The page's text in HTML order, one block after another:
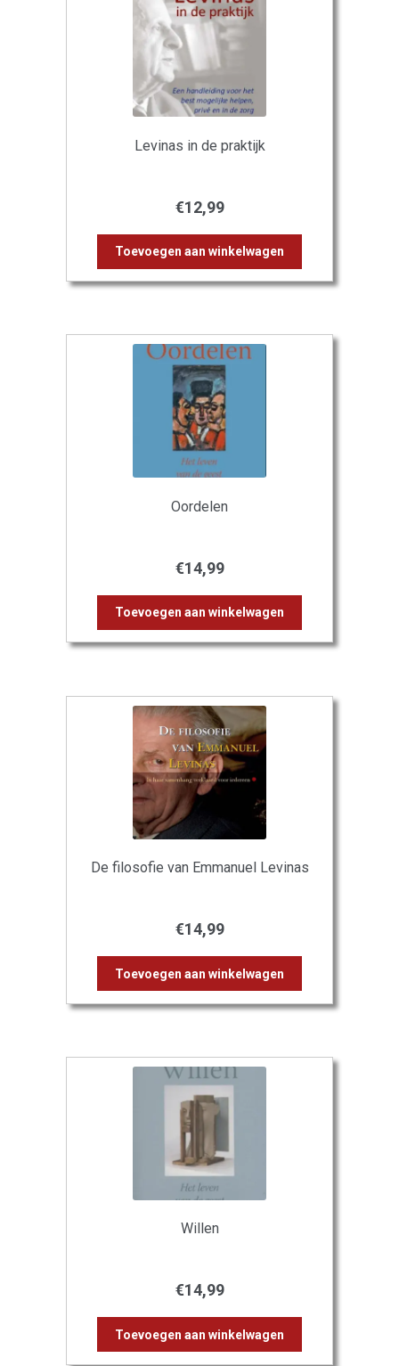
Levinas in de praktijk
€12,99
Toevoegen aan winkelwagen
Oordelen
€14,99
Toevoegen aan winkelwagen
De filosofie van Emmanuel Levinas
€14,99
Toevoegen aan winkelwagen
Willen
€14,99
Toevoegen aan winkelwagen